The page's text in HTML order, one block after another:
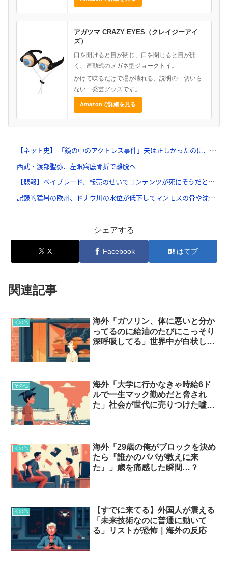
アガツマ CRAZY EYES（クレイジーアイ
ズ）
口を開けると目が閉じ、口を閉じると目が開
く、連動式のメガネ型ジョークトイ。
かけて喋るだけで場が壊れる、説明の一切いら
ない一発芸グッズです。
Amazonで詳細を見る
シェアする
X Facebook はてブ
関連記事
その他
海外「ガソリン、体に悪いと分か
ってるのに給油のたびにこっそり
深呼吸してる」世界中が白状し
その他
海外「大学に行かなきゃ時給6ド
ルで一生マック勤めだと脅され
た」社会が世代に売りつけた嘘と
その他
海外「29歳の俺がブロックを決め
たら『誰かのパパが教えに来
た』」歳を痛感した瞬間…？
その他
【すでに来てる】外国人が震える
「未来技術なのに普通に動いて
る」リストが恐怖｜海外の反応